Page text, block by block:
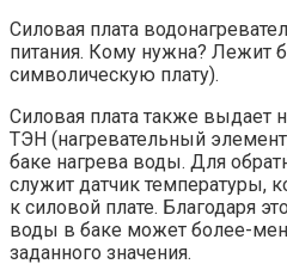
Силовая плата
питания. Кому нужна? Лежит
символическую плату).
Силовая плата также выдает
ТЭН (нагревательный
баке нагрева воды. Для
служит датчик температуры,
к силовой плате. Благодаря
воды в баке может более-
заданного значения.